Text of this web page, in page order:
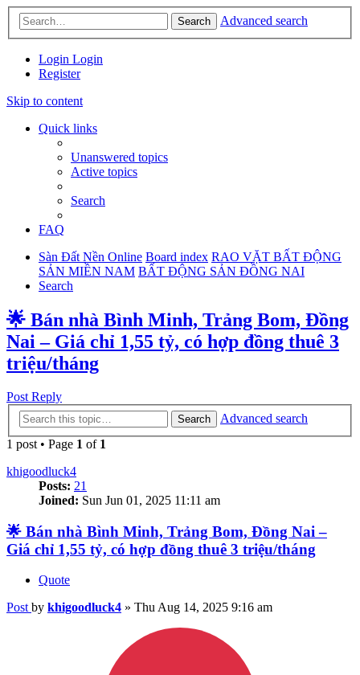
Search Advanced search
Login Login
Register
Skip to content
Quick links
Unanswered topics
Active topics
Search
FAQ
Sàn Đất Nền Online Board index RAO VẶT BẤT ĐỘNG
SẢN MIỀN NAM BẤT ĐỘNG SẢN ĐỒNG NAI
Search
🌟 Bán nhà Bình Minh, Trảng Bom, Đồng
Nai – Giá chỉ 1,55 tỷ, có hợp đồng thuê 3
triệu/tháng
Post Reply
Search
Advanced search
1 post • Page 1 of 1
khigoodluck4
Posts: 21
Joined: Sun Jun 01, 2025 11:11 am
🌟 Bán nhà Bình Minh, Trảng Bom, Đồng Nai –
Giá chỉ 1,55 tỷ, có hợp đồng thuê 3 triệu/tháng
Quote
Post by khigoodluck4 » Thu Aug 14, 2025 9:16 am